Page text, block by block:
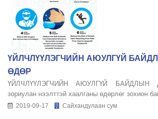
ҮЙЛЧЛҮҮЛЭГЧИЙН АЮУЛГҮЙ
ӨДӨР
ҮЙЛЧЛҮҮЛЭГЧИЙН АЮУЛГҮЙ БАЙДЛЫН
зориулан нээлттэй хаалганы өдөрлөг зохион
2019-09-17 Сайхандулаан сум